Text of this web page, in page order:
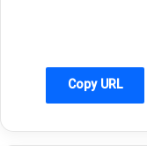
Copy URL